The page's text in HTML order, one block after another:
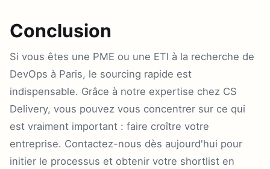
Conclusion
Si vous êtes une PME ou une ETI à la recherche de
DevOps à Paris, le sourcing rapide est
indispensable. Grâce à notre expertise chez CS
Delivery, vous pouvez vous concentrer sur ce qui
est vraiment important : faire croître votre
entreprise. Contactez-nous dès aujourd'hui pour
initier le processus et obtenir votre shortlist en